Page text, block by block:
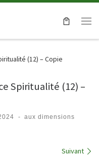
(12) – Copie
Spiritualité (12) –
- aux dimensions
Suivant